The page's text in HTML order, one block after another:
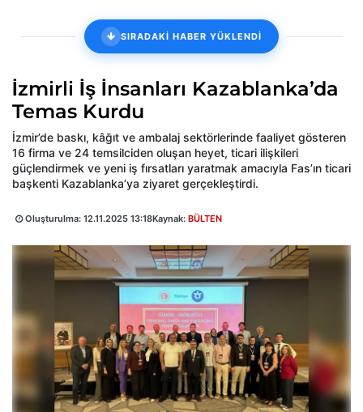
SIRADAKİ HABER YÜKLENDİ
İzmirli İş İnsanları Kazablanka’da
Temas Kurdu
İzmir’de baskı, kâğıt ve ambalaj sektörlerinde faaliyet gösteren
16 firma ve 24 temsilciden oluşan heyet, ticari ilişkileri
güçlendirmek ve yeni iş fırsatları yaratmak amacıyla Fas’ın ticari
başkenti Kazablanka’ya ziyaret gerçekleştirdi.
Oluşturulma: 12.11.2025 13:18Kaynak: BÜLTEN